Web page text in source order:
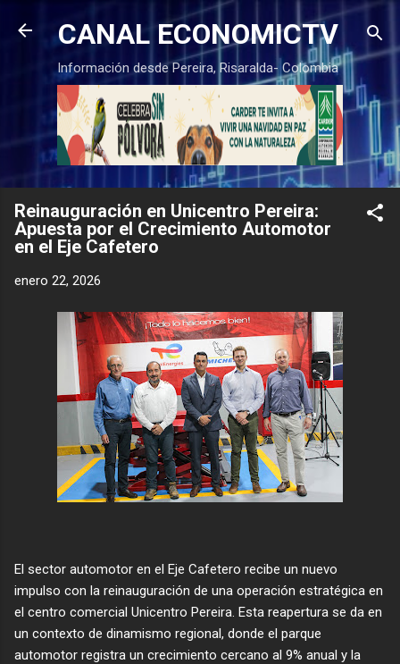
Ir al contenido principal
CANAL ECONOMICTV
Información desde Pereira, Risaralda- Colombia
Reinauguración en Unicentro Pereira:
Apuesta por el Crecimiento Automotor
en el Eje Cafetero
enero 22, 2026
El sector automotor en el Eje Cafetero recibe un nuevo
impulso con la reinauguración de una operación estratégica en
el centro comercial Unicentro Pereira. Esta reapertura se da en
un contexto de dinamismo regional, donde el parque
automotor registra un crecimiento cercano al 9% anual y la